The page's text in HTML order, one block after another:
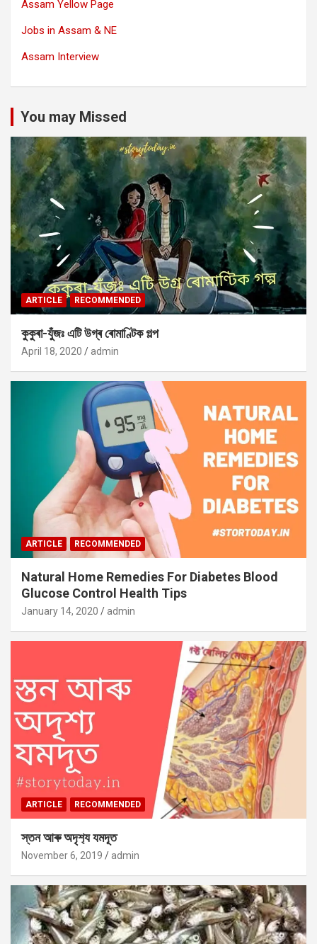
Assam Yellow Page
Jobs in Assam & NE
Assam Interview
You may Missed
ARTICLE RECOMMENDED
কুকুৰা-যুঁজঃ এটি উগ্ৰ ৰোমাণ্টিক গল্প
April 18, 2020 admin
ARTICLE RECOMMENDED
Natural Home Remedies For Diabetes Blood
Glucose Control Health Tips
January 14, 2020 admin
ARTICLE RECOMMENDED
স্তন আৰু অদৃশ‍্য যমদূত
November 6, 2019 admin